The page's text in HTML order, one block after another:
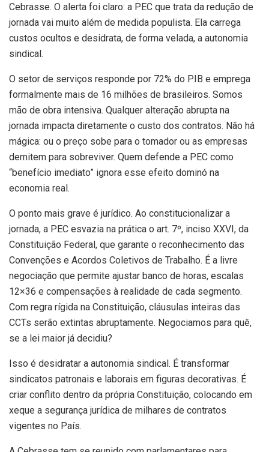
Cebrasse. O alerta foi claro: a PEC que trata da redução de
jornada vai muito além de medida populista. Ela carrega
custos ocultos e desidrata, de forma velada, a autonomia
sindical.
O setor de serviços responde por 72% do PIB e emprega
formalmente mais de 16 milhões de brasileiros. Somos
mão de obra intensiva. Qualquer alteração abrupta na
jornada impacta diretamente o custo dos contratos. Não há
mágica: ou o preço sobe para o tomador ou as empresas
demitem para sobreviver. Quem defende a PEC como
“benefício imediato” ignora esse efeito dominó na
economia real.
O ponto mais grave é jurídico. Ao constitucionalizar a
jornada, a PEC esvazia na prática o art. 7º, inciso XXVI, da
Constituição Federal, que garante o reconhecimento das
Convenções e Acordos Coletivos de Trabalho. É a livre
negociação que permite ajustar banco de horas, escalas
12×36 e compensações à realidade de cada segmento.
Com regra rígida na Constituição, cláusulas inteiras das
CCTs serão extintas abruptamente. Negociamos para quê,
se a lei maior já decidiu?
Isso é desidratar a autonomia sindical. É transformar
sindicatos patronais e laborais em figuras decorativas. É
criar conflito dentro da própria Constituição, colocando em
xeque a segurança jurídica de milhares de contratos
vigentes no País.